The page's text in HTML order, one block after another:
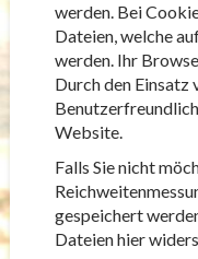
werden. Bei
Dateien, welche
werden. Ihr
Durch den Einsatz
Website.
Falls Sie nicht
gespeichert
Dateien hier